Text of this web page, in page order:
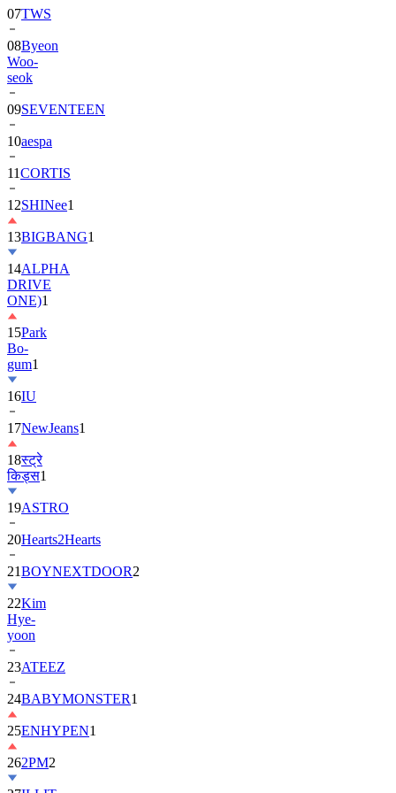
07TWS
08Byeon
Woo-
seok
09SEVENTEEN
10aespa
11CORTIS
12SHINee1
13BIGBANG1
14ALPHA
DRIVE
ONE)1
15Park
Bo-
gum1
16IU
17NewJeans1
18स्ट्रे
किड्स1
19ASTRO
20Hearts2Hearts
21BOYNEXTDOOR2
22Kim
Hye-
yoon
23ATEEZ
24BABYMONSTER1
25ENHYPEN1
262PM2